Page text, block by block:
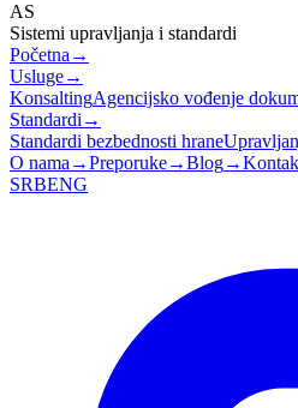
AS
Sistemi upravljanja i standardi
Početna →
Usluge→
KonsaltingAgencijsko vođenje
Standardi →
Standardi bezbednosti hrane
O nama →Preporuke→Blog→
SRBENG